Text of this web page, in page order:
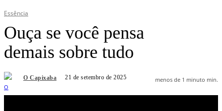
Essência
Ouça se você pensa
demais sobre tudo
O Capixaba 21 de setembro de 2025 menos de 1 minuto min.